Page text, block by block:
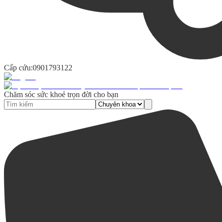
Cấp cứu:0901793122
Chăm sóc sức khoẻ trọn đời cho bạn